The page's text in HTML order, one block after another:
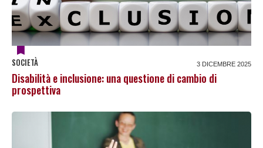
SOCIETÀ 3 DICEMBRE 2025
Disabilità e inclusione: una questione di cambio di
prospettiva